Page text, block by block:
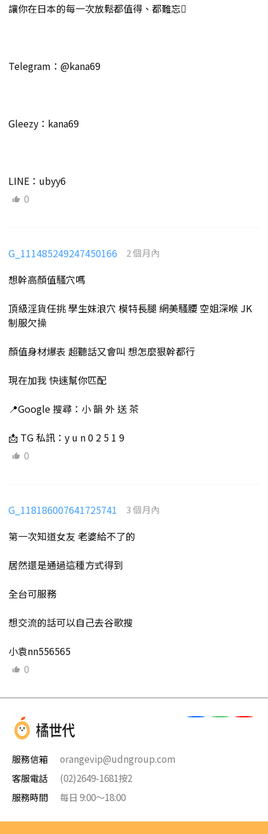
讓你在日本的每一次放鬆都值得、都難忘
Telegram：@kana69
Gleezy：kana69
LINE：ubyy6
0
G_111485249247450166 2 個月內
想幹高顏值騷穴嗎
頂級淫貨任挑 學生妹浪穴 模特長腿 網美騷腰 空姐深喉 JK
制服欠操
顏值身材爆表 超聽話又會叫 想怎麼狠幹都行
現在加我 快速幫你匹配
📍Google 搜尋：小 韻 外 送 茶
📩 TG 私訊：y u n 0 2 5 1 9
0
G_118186007641725741 3 個月內
第一次知道女友 老婆給不了的
居然還是通過這種方式得到
全台可服務
想交流的話可以自己去谷歌搜
小袁nn556565
0
服務信箱
orangevip@udngroup.com
客服電話
(02)2649-1681按2
服務時間
每日 9:00～18:00